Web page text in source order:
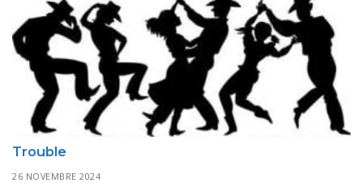
Trouble
26 NOVEMBRE 2024